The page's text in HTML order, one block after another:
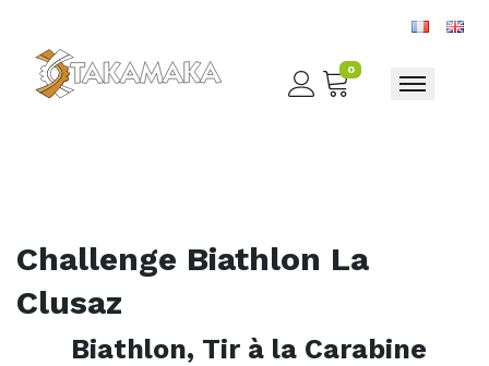
0
Toggle
Challenge Biathlon La
Clusaz
Biathlon, Tir à la Carabine